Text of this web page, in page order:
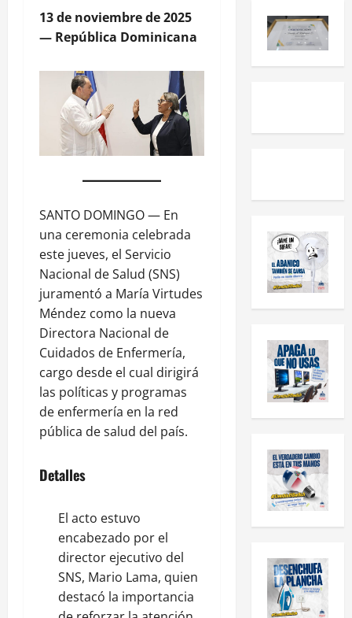
13 de noviembre de 2025
— República Dominicana
SANTO DOMINGO — En
una ceremonia celebrada
este jueves, el Servicio
Nacional de Salud (SNS)
juramentó a María Virtudes
Méndez como la nueva
Directora Nacional de
Cuidados de Enfermería,
cargo desde el cual dirigirá
las políticas y programas
de enfermería en la red
pública de salud del país.
Detalles
El acto estuvo
encabezado por el
director ejecutivo del
SNS, Mario Lama, quien
destacó la importancia